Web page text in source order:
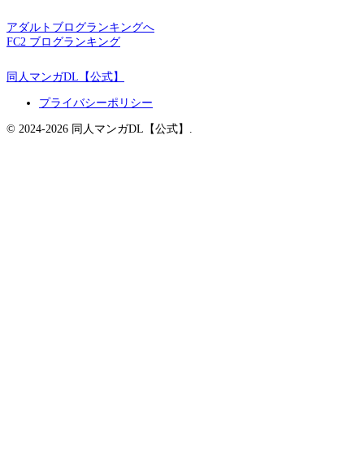
アダルトブログランキングへ
FC2 ブログランキング
同人マンガDL【公式】
プライバシーポリシー
© 2024-2026 同人マンガDL【公式】.